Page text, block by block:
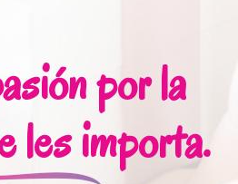
por la
les importa.